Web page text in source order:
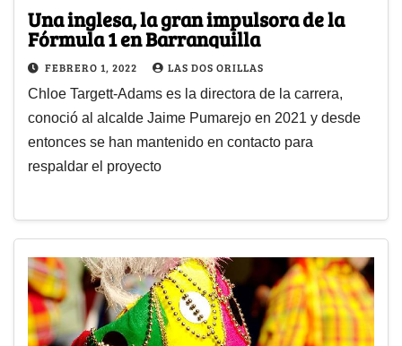
Una inglesa, la gran impulsora de la
Fórmula 1 en Barranquilla
FEBRERO 1, 2022 LAS DOS ORILLAS
Chloe Targett-Adams es la directora de la carrera,
conoció al alcalde Jaime Pumarejo en 2021 y desde
entonces se han mantenido en contacto para
respaldar el proyecto